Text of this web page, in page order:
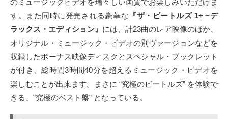
のミュージックビデオを瑞々しい画質でお楽しみいただけま
す。また同時に発売される豪華な 『ザ・ビートルズ 1+ ~デ
ラックス・エディション』 には、計23曲のレア映像のほか、
オリジナル・ミュージック・ビデオの別ヴァージョンなどを
収録したボーナス映像ディスクとスペシャル・ブックレット
が付き、総時間3時間40分を超えるミュージック・ビデオを
楽しむことが出来ます。まさに “究極のビートルズ” を体験で
きる、”究極のベスト盤” となっている。